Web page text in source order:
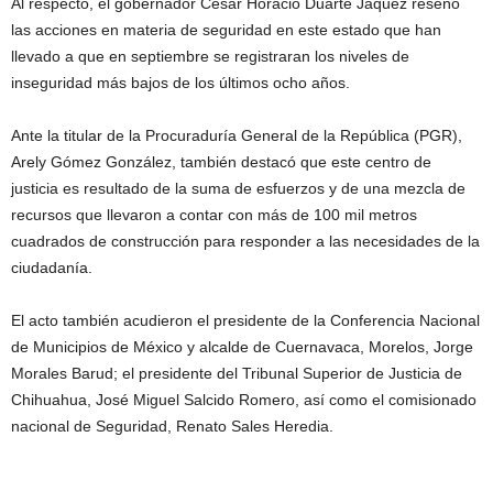
las acciones en materia de seguridad en este estado que han
llevado a que en septiembre se registraran los niveles de
inseguridad más bajos de los últimos ocho años.
Ante la titular de la Procuraduría General de la República (PGR),
Arely Gómez González, también destacó que este centro de
justicia es resultado de la suma de esfuerzos y de una mezcla de
recursos que llevaron a contar con más de 100 mil metros
cuadrados de construcción para responder a las necesidades de la
ciudadanía.
El acto también acudieron el presidente de la Conferencia Nacional
de Municipios de México y alcalde de Cuernavaca, Morelos, Jorge
Morales Barud; el presidente del Tribunal Superior de Justicia de
Chihuahua, José Miguel Salcido Romero, así como el comisionado
nacional de Seguridad, Renato Sales Heredia.